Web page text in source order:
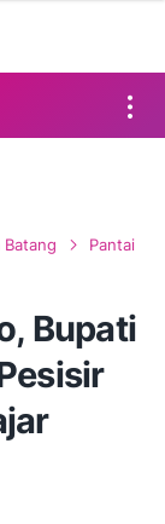
Batang
Pantai
Bupati